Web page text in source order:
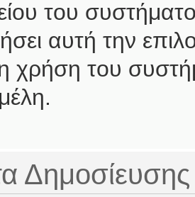
του
αυτή την
χρήση του
Δημοσίευσης